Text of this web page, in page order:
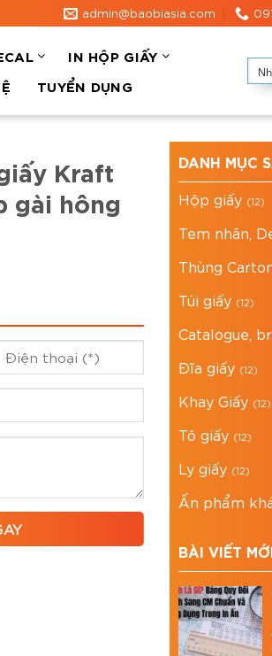
admin@baobiasia.com
IN HỘP GIẤY
TUYỂN DỤNG
Kraft
gài hông
DANH MỤC
Hộp giấy (12)
Tem nhãn,
Thùng
Túi giấy (12)
Catalogue,
Đĩa giấy (12)
Khay Giấy (12)
Tô giấy (12)
Ly giấy (12)
Ấn phẩm
BÀI VIẾT